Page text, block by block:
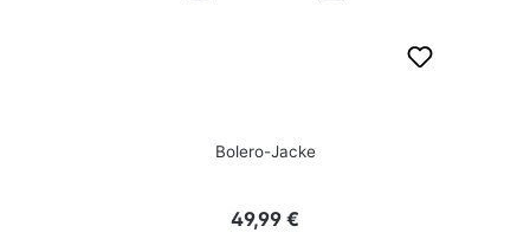
Bolero-Jacke
Regulärer Preis:
49,99 €